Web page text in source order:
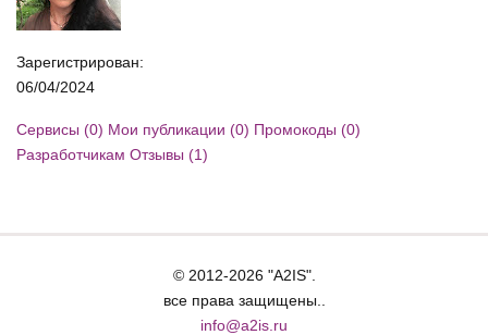
Зарегистрирован:
06/04/2024
Сервисы (0) Мои публикации (0) Промокоды (0)
Разработчикам Отзывы (1)
© 2012-2026 "A2IS".
все права защищены..
info@a2is.ru